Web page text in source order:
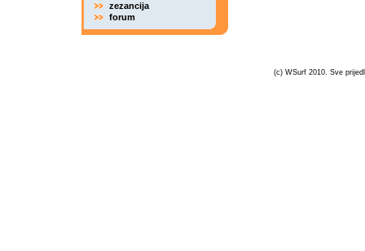
zezancija
forum
(c) WSurf 2010. Sve